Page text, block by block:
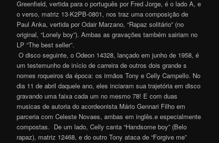
Greenfield, vertida para o português por Fred Jorge, é o lado A, e
o verso, matriz 13-K2PB-0801, nos traz uma composição de
Paul Anka, vertida por Odair Marzano, “Rapaz solitário” (no
original, “Lonely boy”). Ambas as gravações também sairiam no
LP “The best seller”.
O disco seguinte, o Odeon 14328, lançado em junho de 1958, é
um testemunho de início de carreira de outros dois grande s
nomes roqueiros da época: os irmãos Tony e Celly Campello. No
dia 11 de abril daquele ano, eles inciaram sua trajetória em disco
gravando uma faixa cada um no mesmo 78! E com duas
musicas de autoria do acordeonista Mário Gennari Filho em
parceria com Celeste Novaes, ambas em inglês.e especialmente
compostas. De um lado, Celly canta “Handsome boy” (Belo
rapaz), matriz 12468, e do outro Tony ataca de “Forgive me”